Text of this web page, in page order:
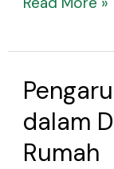
dalam
Rumah
Pengaruh
Psikologi
Warna